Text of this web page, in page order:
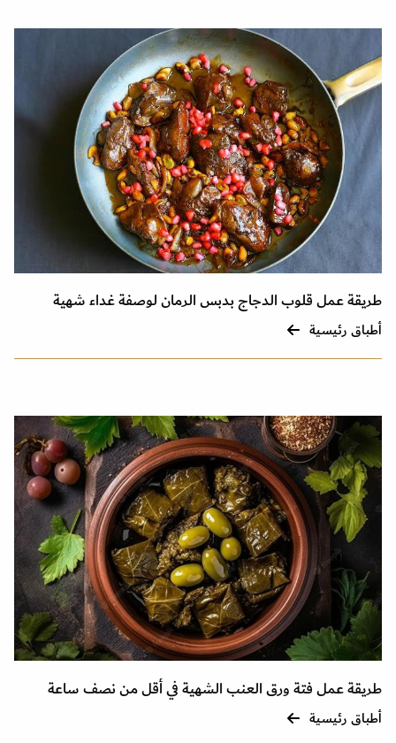
طريقة عمل قلوب الدجاج بدبس الرمان لوصفة غداء شهية
أطباق رئيسية
طريقة عمل فتة ورق العنب الشهية في أقل من نصف ساعة
أطباق رئيسية